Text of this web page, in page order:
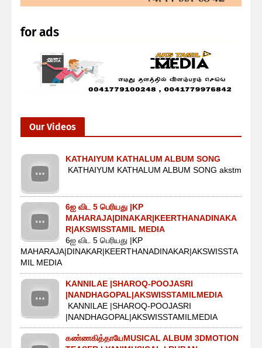
for ads
Our Videos
KATHAIYUM KATHALUM ALBUM SONG
KATHAIYUM KATHALUM ALBUM SONG akstm
6ஐ விட 5 பெரியது |KP
MAHARAJA|DINAKAR|KEERTHANADINAKA
R|AKSWISSTAMIL MEDIA
6ஐ விட 5 பெரியது |KP
MAHARAJA|DINAKAR|KEERTHANADINAKAR|AKSWISSTA
MIL MEDIA
KANNILAE |SHAROQ-POOJASRI
|NANDHAGOPAL|AKSWISSTAMILMEDIA
KANNILAE |SHAROQ-POOJASRI
|NANDHAGOPAL|AKSWISSTAMILMEDIA
கண்ணகித்தாயேMUSICAL ALBUM 3DMOTION